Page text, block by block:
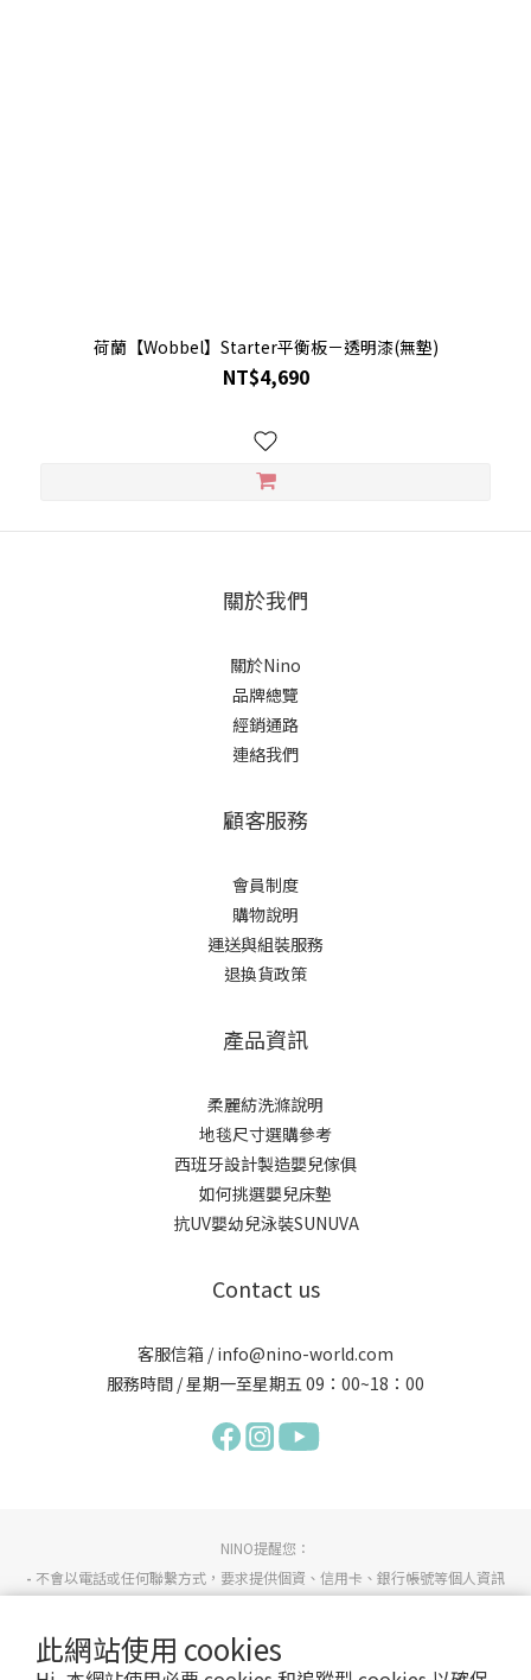
此網站使用 cookies
荷蘭【Wobbel】Starter平衡板－透明漆(無墊)
NT$4,690
關於我們
關於Nino
品牌總覽
經銷通路
連絡我們
顧客服務
會員制度
購物說明
運送與組裝服務
退換貨政策
產品資訊
柔麗紡洗滌說明
地毯尺寸選購參考
西班牙設計製造嬰兒傢俱
如何挑選嬰兒床墊
抗UV嬰幼兒泳裝SUNUVA
Contact us
客服信箱 / info@nino-world.com
服務時間 / 星期一至星期五 09：00~18：00
NINO提醒您：
- 不會以電話或任何聯繫方式，要求提供個資、信用卡、銀行帳號等個人資訊
-不會要求變更分期付款或有連續扣款的情形
若有任何疑慮請詢問NINO官方客服info@nino-world.com或反詐騙專線165確認。